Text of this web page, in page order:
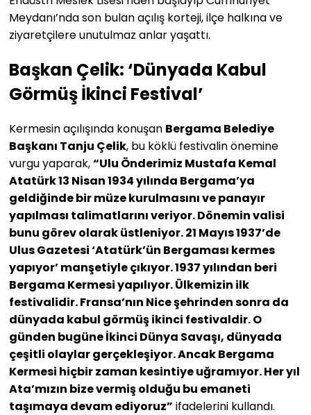
Meydanı’nda son bulan açılış korteji, ilçe halkına ve
ziyaretçilere unutulmaz anlar yaşattı.
Başkan Çelik: ‘Dünyada Kabul
Görmüş İkinci Festival’
Kermesin açılışında konuşan Bergama Belediye
Başkanı Tanju Çelik, bu köklü festivalin önemine
vurgu yaparak,“Ulu Önderimiz Mustafa Kemal
Atatürk 13 Nisan 1934 yılında Bergama’ya
geldiğinde bir müze kurulmasını ve panayır
yapılması talimatlarını veriyor. Dönemin valisi
bunu görev olarak üstleniyor. 21 Mayıs 1937’de
Ulus Gazetesi ‘Atatürk’ün Bergaması kermes
yapıyor’ manşetiyle çıkıyor. 1937 yılından beri
Bergama Kermesi yapılıyor. Ülkemizin ilk
festivalidir. Fransa’nın Nice şehrinden sonra da
dünyada kabul görmüş ikinci festivaldir. O
günden bugüne İkinci Dünya Savaşı, dünyada
çeşitli olaylar gerçekleşiyor. Ancak Bergama
Kermesi hiçbir zaman kesintiye uğramıyor. Her yıl
Ata’mızın bize vermiş olduğu bu emaneti
taşımaya devam ediyoruz” ifadelerini kullandı.